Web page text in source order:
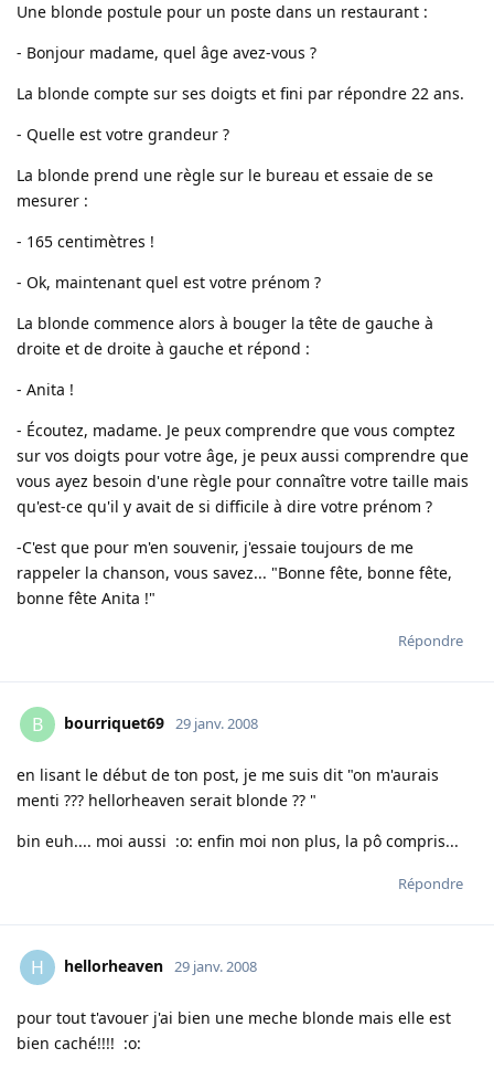
Une blonde postule pour un poste dans un restaurant :
- Bonjour madame, quel âge avez-vous ?
La blonde compte sur ses doigts et fini par répondre 22 ans.
- Quelle est votre grandeur ?
La blonde prend une règle sur le bureau et essaie de se
mesurer :
- 165 centimètres !
- Ok, maintenant quel est votre prénom ?
La blonde commence alors à bouger la tête de gauche à
droite et de droite à gauche et répond :
- Anita !
- Écoutez, madame. Je peux comprendre que vous comptez
sur vos doigts pour votre âge, je peux aussi comprendre que
vous ayez besoin d'une règle pour connaître votre taille mais
qu'est-ce qu'il y avait de si difficile à dire votre prénom ?
-C'est que pour m'en souvenir, j'essaie toujours de me
rappeler la chanson, vous savez... "Bonne fête, bonne fête,
bonne fête Anita !"
Répondre
B bourriquet69 29 janv. 2008
en lisant le début de ton post, je me suis dit "on m'aurais
menti ??? hellorheaven serait blonde ?? "
bin euh.... moi aussi :o: enfin moi non plus, la pô compris...
Répondre
H hellorheaven 29 janv. 2008
pour tout t'avouer j'ai bien une meche blonde mais elle est
bien caché!!!! :o: